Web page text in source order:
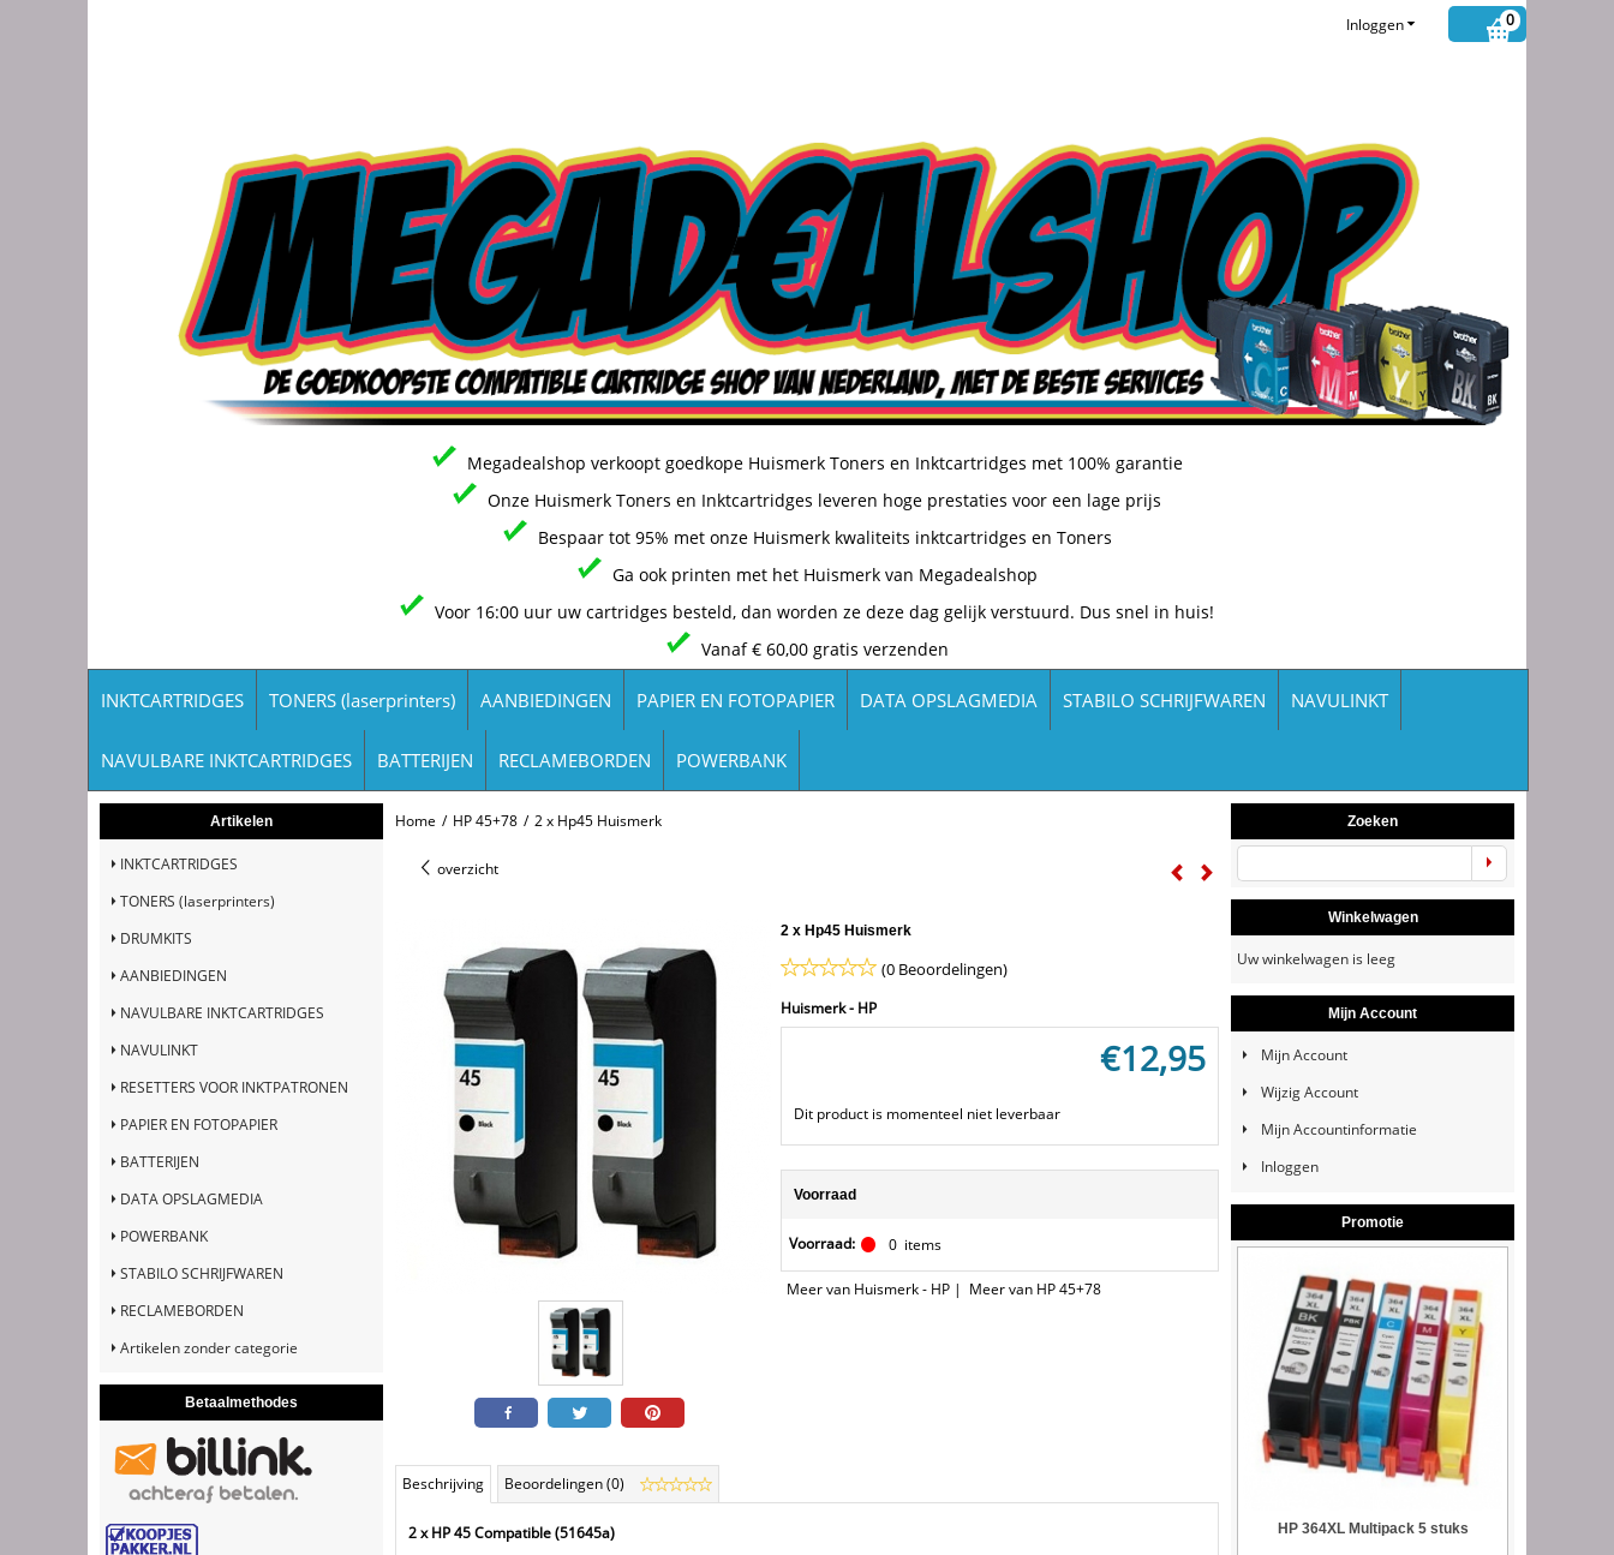
0
Inloggen
Megadealshop verkoopt goedkope Huismerk Toners en Inktcartridges met 100% garantie
Onze Huismerk Toners en Inktcartridges leveren hoge prestaties voor een lage prijs
Bespaar tot 95% met onze Huismerk kwaliteits inktcartridges en Toners
Ga ook printen met het Huismerk van Megadealshop
Voor 16:00 uur uw cartridges besteld, dan worden ze deze dag gelijk verstuurd. Dus snel in huis!
Vanaf € 60,00 gratis verzenden
INKTCARTRIDGES TONERS (laserprinters) AANBIEDINGEN PAPIER EN FOTOPAPIER DATA OPSLAGMEDIA STABILO SCHRIJFWAREN NAVULINKT
NAVULBARE INKTCARTRIDGES BATTERIJEN RECLAMEBORDEN POWERBANK
Artikelen
INKTCARTRIDGES
TONERS (laserprinters)
DRUMKITS
AANBIEDINGEN
NAVULBARE INKTCARTRIDGES
NAVULINKT
RESETTERS VOOR INKTPATRONEN
PAPIER EN FOTOPAPIER
BATTERIJEN
DATA OPSLAGMEDIA
POWERBANK
STABILO SCHRIJFWAREN
RECLAMEBORDEN
Artikelen zonder categorie
Betaalmethodes
Home / HP 45+78 / 2 x Hp45 Huismerk
overzicht
2 x Hp45 Huismerk
(0 Beoordelingen)
Huismerk - HP
€12,95
Dit product is momenteel niet leverbaar
Voorraad
Voorraad: 0 items
Meer van Huismerk - HP | Meer van HP 45+78
Beschrijving Beoordelingen (0)
2 x HP 45 Compatible (51645a)
Zoeken
Winkelwagen
Uw winkelwagen is leeg
Mijn Account
Mijn Account
Wijzig Account
Mijn Accountinformatie
Inloggen
Promotie
HP 364XL Multipack 5 stuks